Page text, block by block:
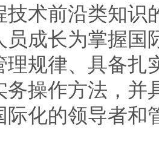
技术前沿类知识
员成长为掌握
理规律、具备扎
务操作方法，并
际化的领导者和